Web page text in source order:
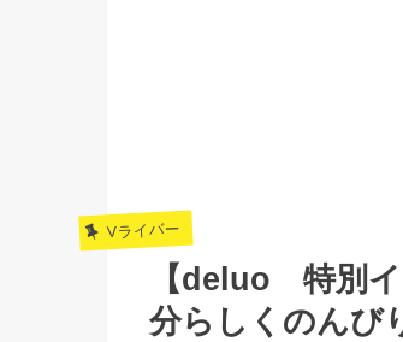
Vライバー
【deluo 特別
分らしくのんび